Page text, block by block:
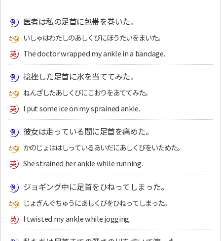
医者は私の足首に包帯を巻いた。
いしゃはわたしのあしくびにほうたいをまいた。
The doctor wrapped my ankle in a bandage.
捻挫した足首に氷を当ててみた。
ねんざしたあしくびにこおりをあててみた。
I put some ice on my sprained ankle.
彼女は走っている間に足首を痛めた。
かのじょははしっているあいだにあしくびをいためた。
She strained her ankle while running.
ジョギング中に足首をひねってしまった。
じょぎんぐちゅうにあしくびをひねってしまった。
I twisted my ankle while jogging.